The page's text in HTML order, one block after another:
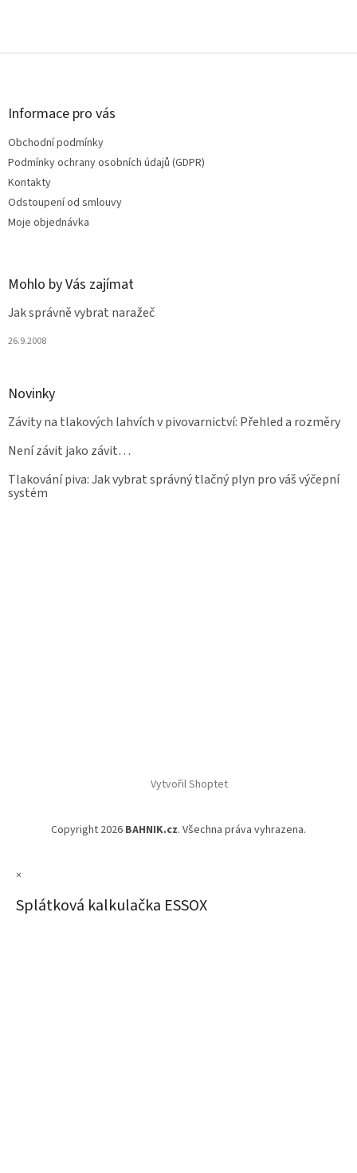
Z
Informace pro vás
Obchodní podmínky
Podmínky ochrany osobních údajů (GDPR)
Kontakty
Odstoupení od smlouvy
Moje objednávka
Mohlo by Vás zajímat
Jak správně vybrat naražeč
26.9.2008
Novinky
Závity na tlakových lahvích v pivovarnictví: Přehled a rozměry
Není závit jako závit…
Tlakování piva: Jak vybrat správný tlačný plyn pro váš výčepní
systém
Vytvořil Shoptet
Copyright 2026 BAHNIK.cz. Všechna práva vyhrazena.
×
Splátková kalkulačka ESSOX